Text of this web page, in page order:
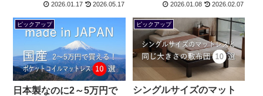
2026.01.17 2026.05.17 2026.01.08 2026.02.07
ピックアップ
日本製なのに2～5万円で
ピックアップ
シングルサイズのマット